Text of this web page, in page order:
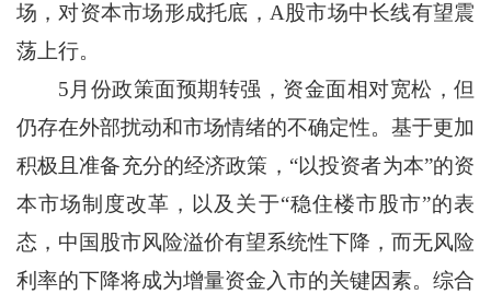
场，对资本市场形成托底，A股市场中长线有望震
荡上行。
5月份政策面预期转强，资金面相对宽松，但
仍存在外部扰动和市场情绪的不确定性。基于更加
积极且准备充分的经济政策，“以投资者为本”的资
本市场制度改革，以及关于“稳住楼市股市”的表
态，中国股市风险溢价有望系统性下降，而无风险
利率的下降将成为增量资金入市的关键因素。综合